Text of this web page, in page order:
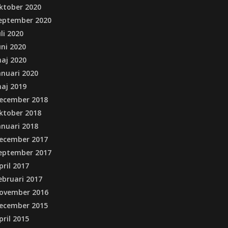
2020
2020
2020
2020
2020
2020
2019
2018
2018
2018
2017
2017
2017
2017
2016
2015
2015